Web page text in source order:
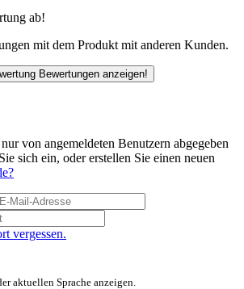
ab!
mit dem Produkt mit anderen Kunden.
Bewertungen anzeigen!
von angemeldeten Benutzern abgegeben
sich ein, oder erstellen Sie einen neuen
vergessen.
aktuellen Sprache anzeigen.